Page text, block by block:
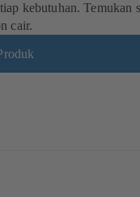
kebutuhan. Temukan
cair.